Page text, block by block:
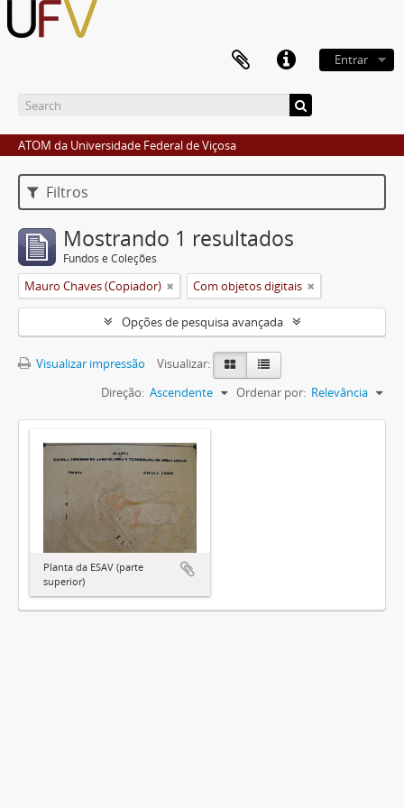
Entrar
ATOM da Universidade Federal de Viçosa
Filtros
Mostrando 1 resultados
Fundos e Coleções
Mauro Chaves (Copiador) Com objetos digitais
Opções de pesquisa avançada
Visualizar impressão
Visualizar:
Ordenar por: Relevância
Direção: Ascendente
Planta da ESAV (parte
superior)